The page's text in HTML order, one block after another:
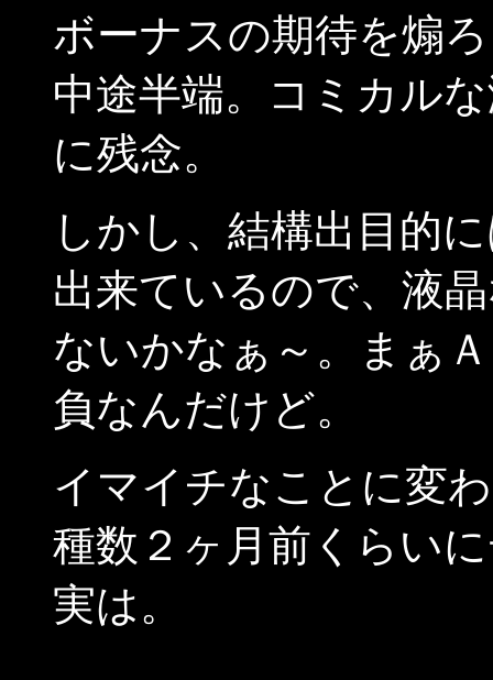
ボーナスの期待を煽
中途半端。コミカル
に残念。
しかし、結構出目的
出来ているので、液
ないかなぁ～。まぁ
負なんだけど。
イマイチなことに変
種数２ヶ月前くらい
実は。